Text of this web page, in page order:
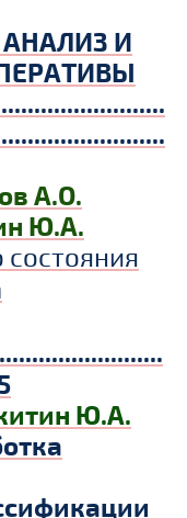
И
А.О.
Ю.А.
Ю.А.